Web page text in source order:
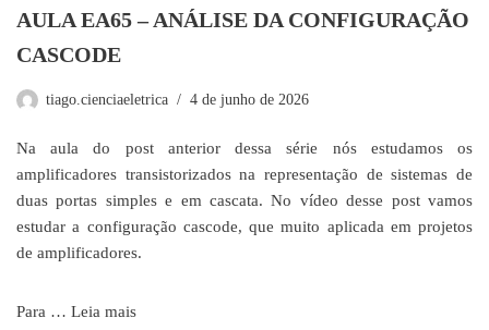
AULA EA65 – ANÁLISE DA CONFIGURAÇÃO
CASCODE
tiago.cienciaeletrica 4 de junho de 2026
Na aula do post anterior dessa série nós estudamos os
amplificadores transistorizados na representação de sistemas de
duas portas simples e em cascata. No vídeo desse post vamos
estudar a configuração cascode, que muito aplicada em projetos
de amplificadores.
Para … Leia mais